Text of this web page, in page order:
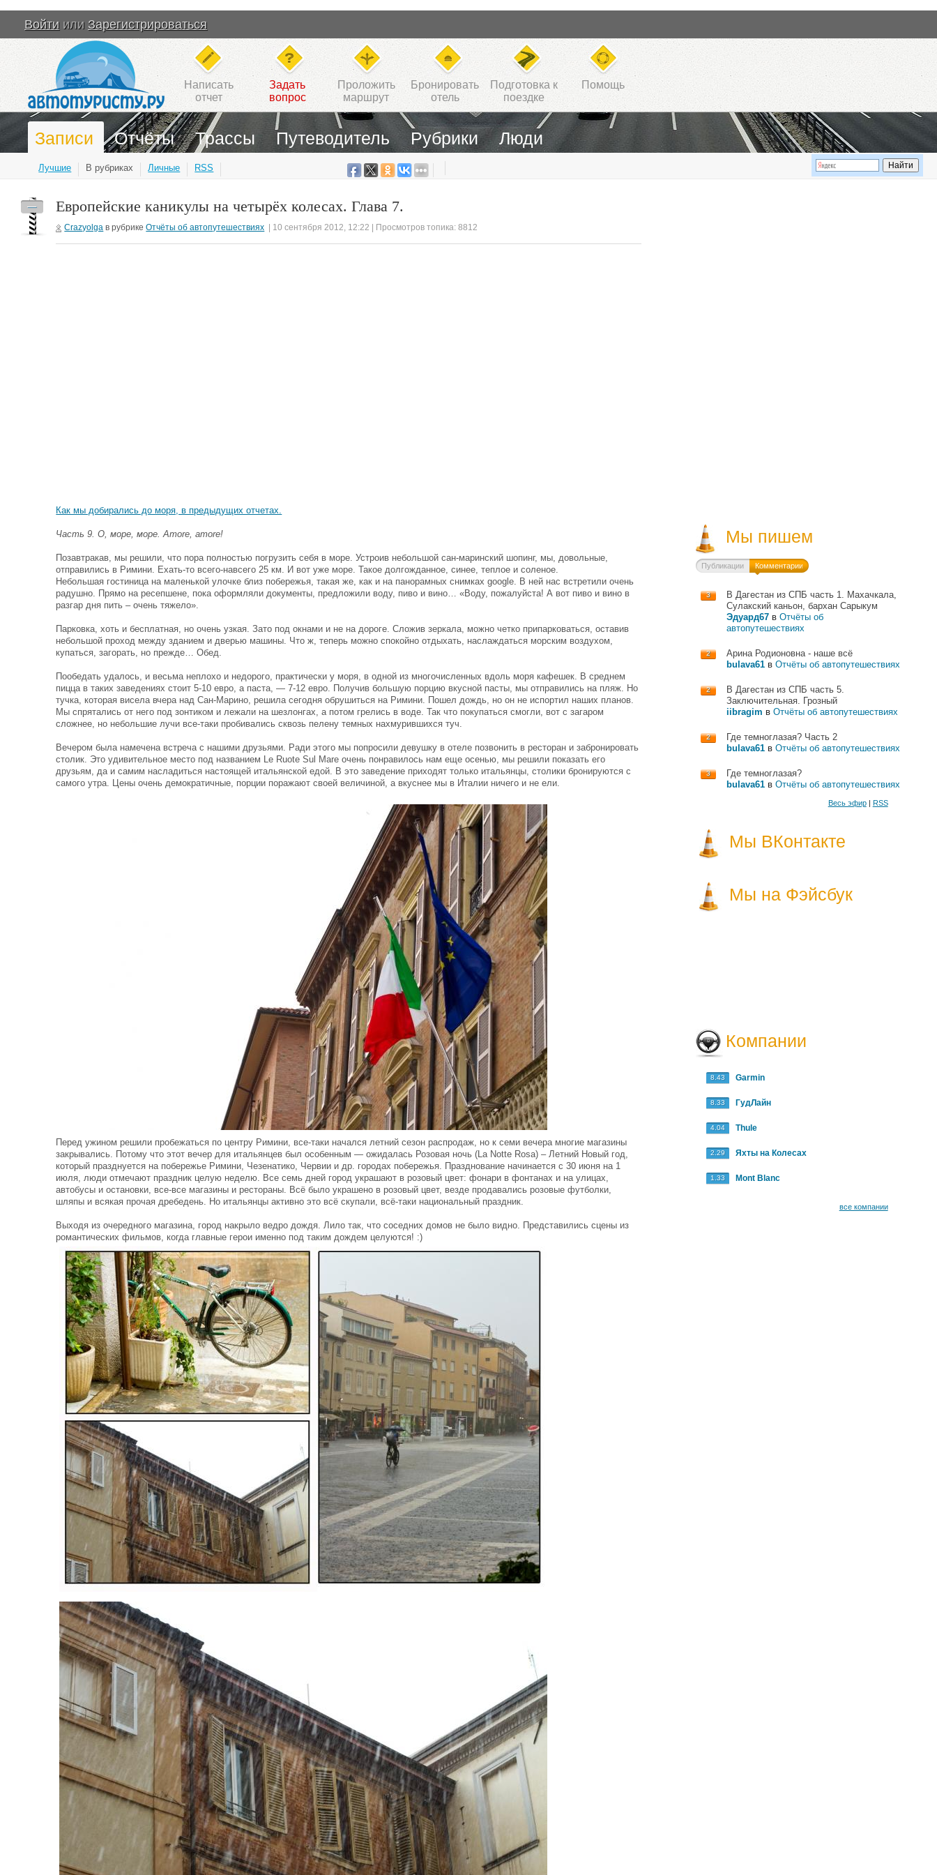
Войти или Зарегистрироваться
Написать
отчет
Задать
вопрос
Проложить
маршрут
Бронировать
отель
Подготовка к
поездке
Помощь
Записи
Лучшие В рубриках Личные RSS
Отчёты Трассы Путеводитель Рубрики Люди
Европейские каникулы на четырёх колесах. Глава 7.
Crazyolga в рубрикеОтчёты об автопутешествиях | 10 сентября 2012, 12:22 | Просмотров топика: 8812
Как мы добирались до моря, в предыдущих отчетах.
Часть 9. O, море, море. Amore, amore!
Позавтракав, мы решили, что пора полностью погрузить себя в море. Устроив небольшой сан-маринский шопинг, мы, довольные,
отправились в Римини. Ехать-то всего-навсего 25 км. И вот уже море. Такое долгожданное, синее, теплое и соленое.
Небольшая гостиница на маленькой улочке близ побережья, такая же, как и на панорамных снимках google. В ней нас встретили очень
радушно. Прямо на ресепшене, пока оформляли документы, предложили воду, пиво и вино… «Воду, пожалуйста! А вот пиво и вино в
разгар дня пить – очень тяжело».
Парковка, хоть и бесплатная, но очень узкая. Зато под окнами и не на дороге. Сложив зеркала, можно четко припарковаться, оставив
небольшой проход между зданием и дверью машины. Что ж, теперь можно спокойно отдыхать, наслаждаться морским воздухом,
купаться, загорать, но прежде… Обед.
Пообедать удалось, и весьма неплохо и недорого, практически у моря, в одной из многочисленных вдоль моря кафешек. В среднем
пицца в таких заведениях стоит 5-10 евро, а паста, — 7-12 евро. Получив большую порцию вкусной пасты, мы отправились на пляж. Но
тучка, которая висела вчера над Сан-Марино, решила сегодня обрушиться на Римини. Пошел дождь, но он не испортил наших планов.
Мы спрятались от него под зонтиком и лежали на шезлонгах, а потом грелись в воде. Так что покупаться смогли, вот с загаром
сложнее, но небольшие лучи все-таки пробивались сквозь пелену темных нахмурившихся туч.
Вечером была намечена встреча с нашими друзьями. Ради этого мы попросили девушку в отеле позвонить в ресторан и забронировать
столик. Это удивительное место под названием Le Ruote Sul Mare очень понравилось нам еще осенью, мы решили показать его
друзьям, да и самим насладиться настоящей итальянской едой. В это заведение приходят только итальянцы, столики бронируются с
самого утра. Цены очень демократичные, порции поражают своей величиной, а вкуснее мы в Италии ничего и не ели.
Перед ужином решили пробежаться по центру Римини, все-таки начался летний сезон распродаж, но к семи вечера многие магазины
закрывались. Потому что этот вечер для итальянцев был особенным — ожидалась Розовая ночь (La Notte Rosa) – Летний Новый год,
который празднуется на побережье Римини, Чезенатико, Червии и др. городах побережья. Празднование начинается с 30 июня на 1
июля, люди отмечают праздник целую неделю. Все семь дней город украшают в розовый цвет: фонари в фонтанах и на улицах,
автобусы и остановки, все-все магазины и рестораны. Всё было украшено в розовый цвет, везде продавались розовые футболки,
шляпы и всякая прочая дребедень. Но итальянцы активно это всё скупали, всё-таки национальный праздник.
Выходя из очередного магазина, город накрыло ведро дождя. Лило так, что соседних домов не было видно. Представились сцены из
романтических фильмов, когда главные герои именно под таким дождем целуются! :)
—
Мы пишем
Публикации Комментарии
3
В Дагестан из СПБ часть 1. Махачкала,
Сулакский каньон, бархан Сарыкум
Эдуард67в Отчёты об
автопутешествиях
2
Арина Родионовна - наше всё
bulava61в Отчёты об автопутешествиях
2
В Дагестан из СПБ часть 5.
Заключительная. Грозный
iibragim в Отчёты об автопутешествиях
2
Где темноглазая? Часть 2
bulava61в Отчёты об автопутешествиях
3
Где темноглазая?
bulava61в Отчёты об автопутешествиях
Весь эфир| RSS
Мы ВКонтакте
Мы на Фэйсбук
Компании
8.43 Garmin
8.33 ГудЛайн
4.04 Thule
2.29 Яхты на Колесах
1.33 Mont Blanc
все компании